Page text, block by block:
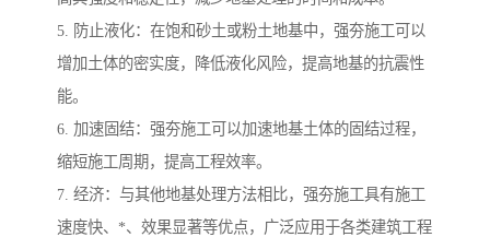
5. 防止液化：在饱和砂土或粉土地基中，强夯施工可以
增加土体的密实度，降低液化风险，提高地基的抗震性
能。
6. 加速固结：强夯施工可以加速地基土体的固结过程，
缩短施工周期，提高工程效率。
7. 经济：与其他地基处理方法相比，强夯施工具有施工
速度快、*、效果显著等优点，广泛应用于各类建筑工程